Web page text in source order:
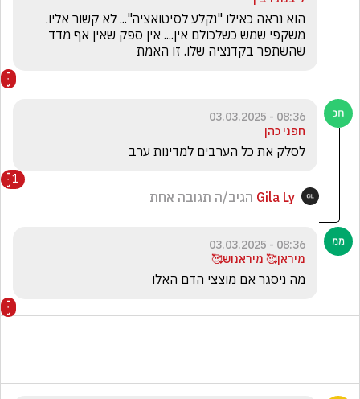
שהשתפר בקדנציה שלו. זו האמת
08:36 - 03.03.2025
חפני כהן
לסלק את כל הערבים למדינות ערב
1
Gila Ly הגיב/ה תגובה אחת
08:36 - 03.03.2025
מיראן🥰 מיראנוש🥰
מה ניסגר אם מוצצי הדם האלו